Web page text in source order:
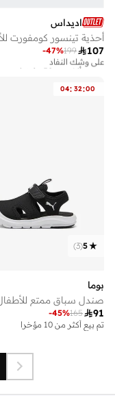
اديداس
107
199
-47%
على وشك النفاد
تم بيع أكثر من 50 مؤخرا
04: 32:00
5
(
3
)
بوما
صندل سباق ممتع
91
165
-45%
تم بيع أكثر من 10 مؤخرا